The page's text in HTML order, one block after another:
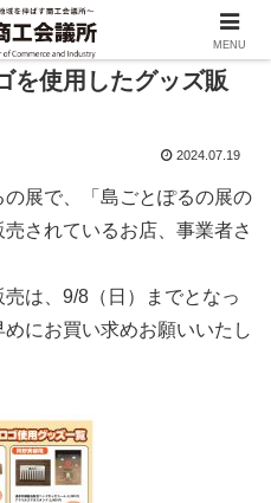
を使用したグッズ販
2024.07.19
展で、「島ごとぽるの展の
されているお店、事業者さ
は、9/8（日）までとなっ
にお買い求めお願いいたし
MENU